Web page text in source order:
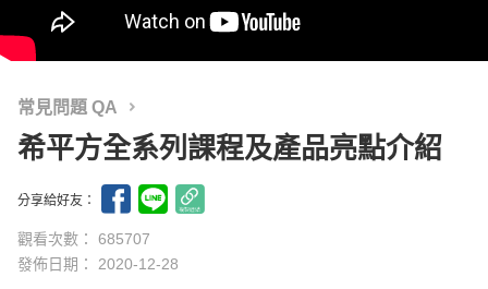
常見問題 QA
希平方全系列課程及產品亮點介紹
分享給好友：
觀看次數： 685707
發佈日期： 2020-12-28